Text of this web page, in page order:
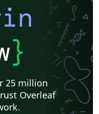
}
25 million
Overleaf